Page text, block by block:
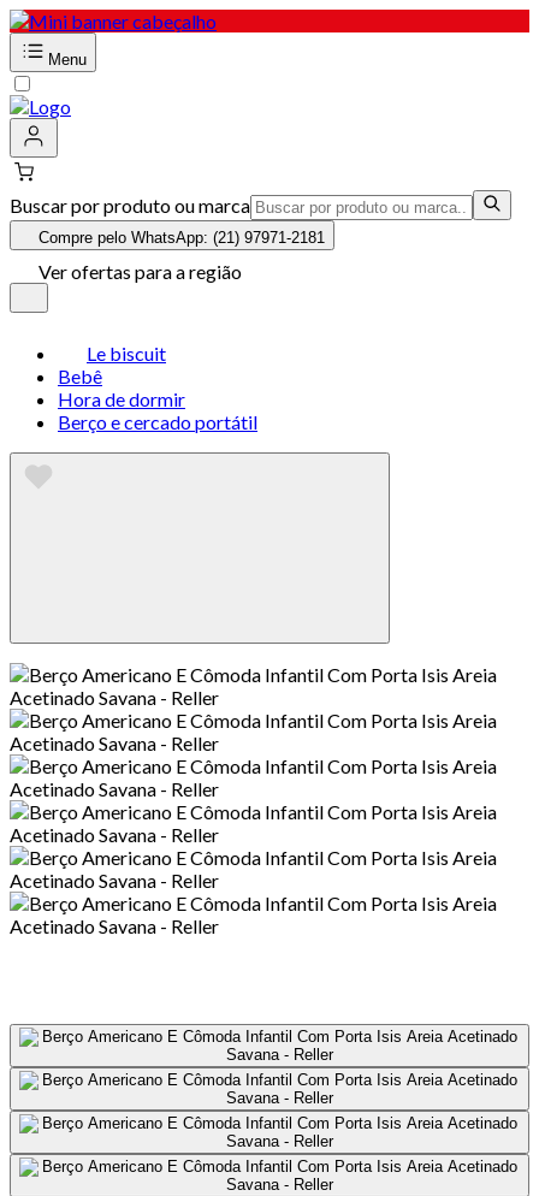
Menu
Buscar por produto ou marca
Compre pelo WhatsApp: (21) 97971-2181
Ver ofertas para a região
Le biscuit
Bebê
Hora de dormir
Berço e cercado portátil